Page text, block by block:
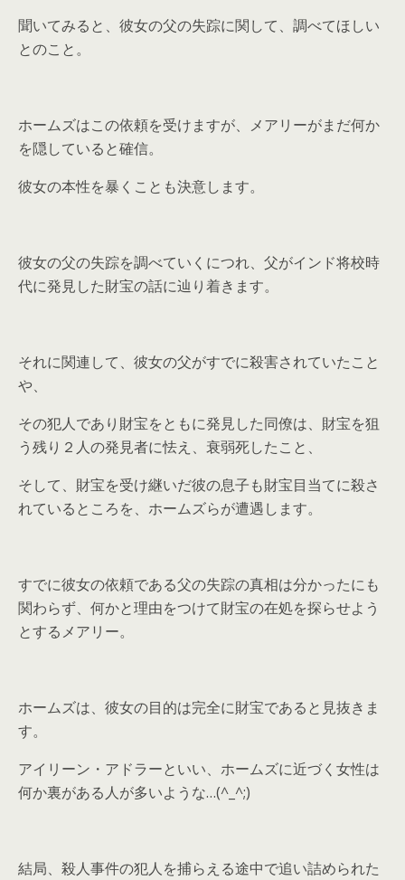
聞いてみると、彼女の父の失踪に関して、調べてほしい
とのこと。
ホームズはこの依頼を受けますが、メアリーがまだ何か
を隠していると確信。
彼女の本性を暴くことも決意します。
彼女の父の失踪を調べていくにつれ、父がインド将校時
代に発見した財宝の話に辿り着きます。
それに関連して、彼女の父がすでに殺害されていたこと
や、
その犯人であり財宝をともに発見した同僚は、財宝を狙
う残り２人の発見者に怯え、衰弱死したこと、
そして、財宝を受け継いだ彼の息子も財宝目当てに殺さ
れているところを、ホームズらが遭遇します。
すでに彼女の依頼である父の失踪の真相は分かったにも
関わらず、何かと理由をつけて財宝の在処を探らせよう
とするメアリー。
ホームズは、彼女の目的は完全に財宝であると見抜きま
す。
アイリーン・アドラーといい、ホームズに近づく女性は
何か裏がある人が多いような…(^_^;)
結局、殺人事件の犯人を捕らえる途中で追い詰められた